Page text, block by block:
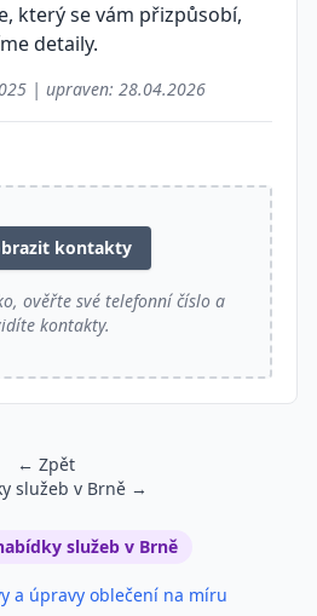
který se vám přizpůsobí,
detaily.
| upraven: 28.04.2026
kontakty
ověřte své telefonní číslo a
kontakty.
← Zpět
služeb v Brně →
služeb v Brně
a úpravy oblečení na míru